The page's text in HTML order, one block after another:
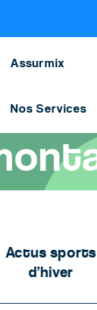
Assurmix
Nos Services
Actus sports
d’hiver